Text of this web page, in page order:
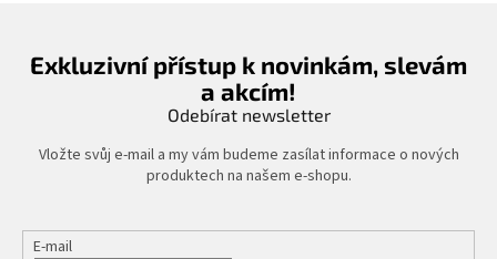
Exkluzivní přístup k novinkám, slevám
a akcím!
Odebírat newsletter
Vložte svůj e-mail a my vám budeme zasílat informace o nových
produktech na našem e-shopu.
E-mail